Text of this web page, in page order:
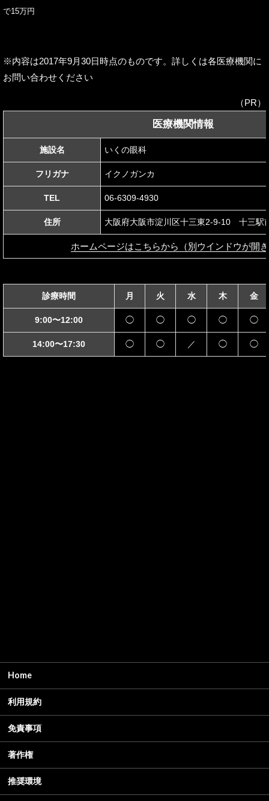
で15万円
※内容は2017年9月30日時点のものです。詳しくは各医療機関に
お問い合わせください
（PR）
医療機関情報
施設名 いくの眼科
フリガナ イクノガンカ
TEL 06-6309-4930
住所 大阪府大阪市淀川区十三東2-9-10 十三駅
ホームページはこちらから（別ウインドウが開
診療時間 月 火 水 木 金
9:00〜12:00 ◯ ◯ ◯ ◯ ◯
14:00〜17:30 ◯ ◯ ／ ◯ ◯
Home
利用規約
免責事項
著作権
推奨環境